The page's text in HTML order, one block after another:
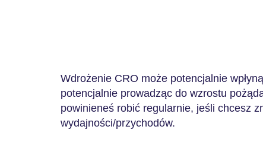
Wdrożenie CRO może potencjalnie
potencjalnie prowadząc do wzrostu
powinieneś robić regularnie, jeśli chcesz
wydajności/przychodów.